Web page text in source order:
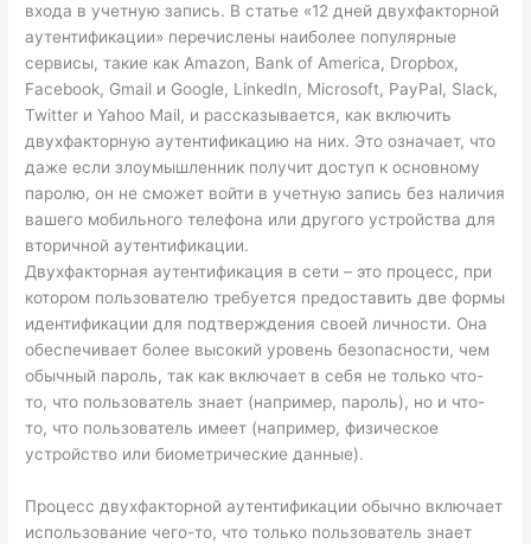
входа в учетную запись. В статье «12 дней двухфакторной
аутентификации» перечислены наиболее популярные
сервисы, такие как Amazon, Bank of America, Dropbox,
Facebook, Gmail и Google, LinkedIn, Microsoft, PayPal, Slack,
Twitter и Yahoo Mail, и рассказывается, как включить
двухфакторную аутентификацию на них. Это означает, что
даже если злоумышленник получит доступ к основному
паролю, он не сможет войти в учетную запись без наличия
вашего мобильного телефона или другого устройства для
вторичной аутентификации.
Двухфакторная аутентификация в сети – это процесс, при
котором пользователю требуется предоставить две формы
идентификации для подтверждения своей личности. Она
обеспечивает более высокий уровень безопасности, чем
обычный пароль, так как включает в себя не только что-
то, что пользователь знает (например, пароль), но и что-
то, что пользователь имеет (например, физическое
устройство или биометрические данные).
Процесс двухфакторной аутентификации обычно включает
использование чего-то, что только пользователь знает